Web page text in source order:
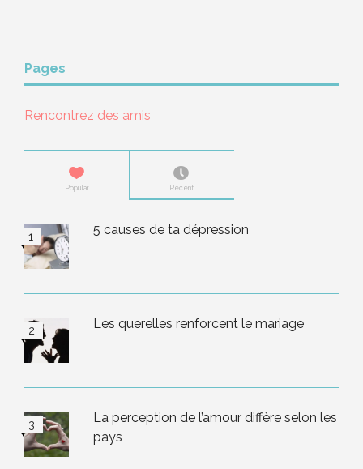
Pages
Rencontrez des amis
Popular Recent
5 causes de ta dépression
Les querelles renforcent le mariage
La perception de l’amour diffère selon les
pays